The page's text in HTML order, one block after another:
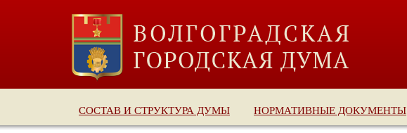
СОСТАВ И СТРУКТУРА ДУМЫ НОРМАТИВНЫЕ ДОКУМЕНТЫ